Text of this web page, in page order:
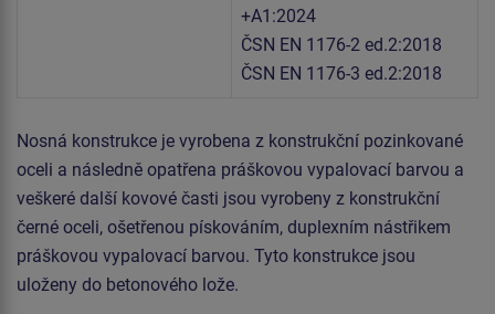
+A1:2024
ČSN EN 1176-2 ed.2:2018
ČSN EN 1176-3 ed.2:2018
Nosná konstrukce je vyrobena z konstrukční pozinkované
oceli a následně opatřena práškovou vypalovací barvou a
veškeré další kovové časti jsou vyrobeny z konstrukční
černé oceli, ošetřenou pískováním, duplexním nástřikem
práškovou vypalovací barvou. Tyto konstrukce jsou
uloženy do betonového lože.